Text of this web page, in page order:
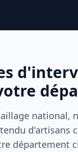
national,
d'artisans
département